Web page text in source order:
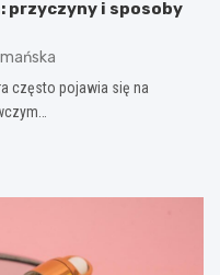
przyczyny i sposoby
często pojawia się na